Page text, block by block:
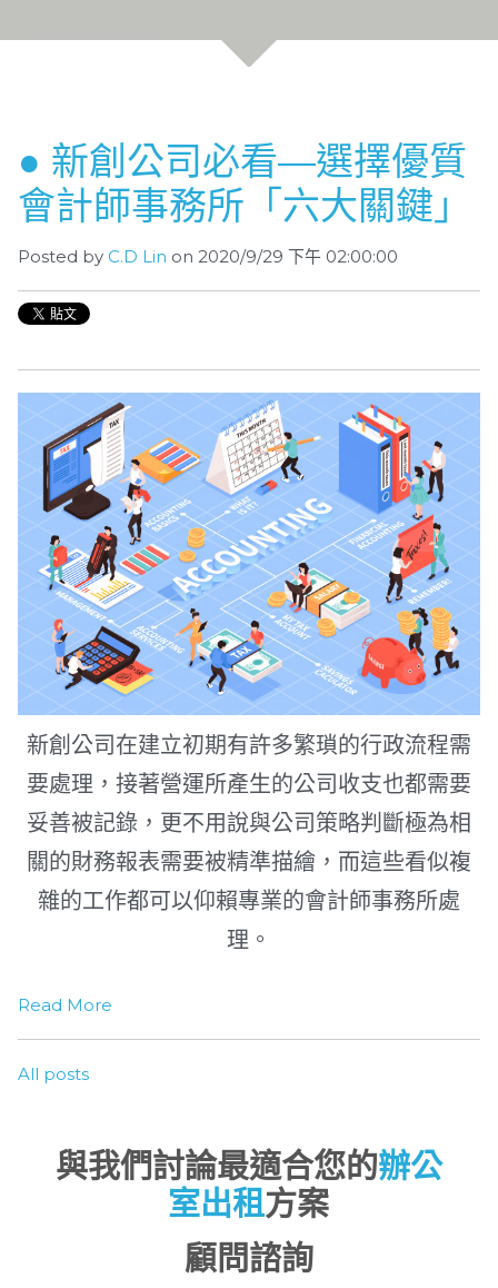
● 新創公司必看—選擇優質
會計師事務所「六大關鍵」
Posted by C.D Lin on 2020/9/29 下午 02:00:00
新創公司在建立初期有許多繁瑣的行政流程需
要處理，接著營運所產生的公司收支也都需要
妥善被記錄，更不用說與公司策略判斷極為相
關的財務報表需要被精準描繪，而這些看似複
雜的工作都可以仰賴專業的會計師事務所處
理。
Read More
All posts
與我們討論最適合您的辦公
室出租方案
顧問諮詢